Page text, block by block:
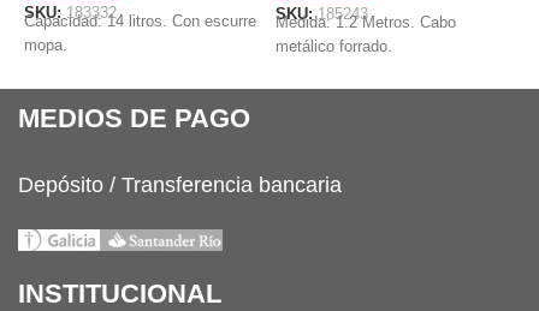
SKU: 183332
Capacidad: 14 litros. Con escurre
mopa.
SKU:185243
Medida: 1.2 Metros. Cabo
metálico forrado.
MEDIOS DE PAGO
Depósito / Transferencia bancaria
INSTITUCIONAL